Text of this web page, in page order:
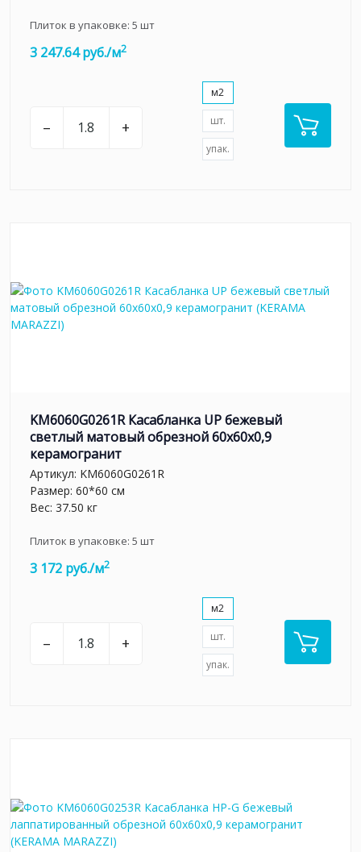
Плиток в упаковке: 5 шт
3 247.64 руб./м2
– +
м2
шт.
упак.
KM6060G0261R Касабланка UP бежевый
светлый матовый обрезной 60x60x0,9
керамогранит
Артикул: KM6060G0261R
Размер: 60*60 см
Вес: 37.50 кг
Плиток в упаковке: 5 шт
3 172 руб./м2
– +
м2
шт.
упак.